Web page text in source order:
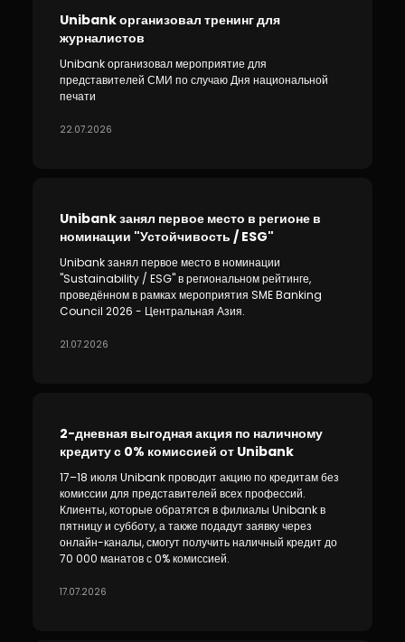
Тарифы
Кадровые ресурсы
Unibank организовал тренинг для
журналистов
Unibank организовал мероприятие для
представителей СМИ по случаю Дня национальной
печати
22.07.2026
Unibank занял первое место в регионе в
номинации "Устойчивость / ESG"
Unibank занял первое место в номинации
"Sustainability / ESG" в региональном рейтинге,
проведённом в рамках мероприятия SME Banking
Council 2026 - Центральная Азия.
21.07.2026
2-дневная выгодная акция по наличному
кредиту с 0% комиссией от Unibank
17–18 июля Unibank проводит акцию по кредитам без
комиссии для представителей всех профессий.
Клиенты, которые обратятся в филиалы Unibank в
пятницу и субботу, а также подадут заявку через
онлайн-каналы, смогут получить наличный кредит до
70 000 манатов с 0% комиссией.
17.07.2026